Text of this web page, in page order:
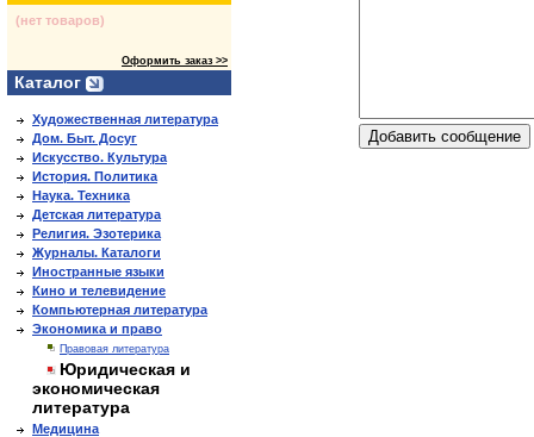
(нет товаров)
Оформить заказ >>
Каталог
Художественная литература
Дом. Быт. Досуг
Искусство. Культура
История. Политика
Наука. Техника
Детская литература
Религия. Эзотерика
Журналы. Каталоги
Иностранные языки
Кино и телевидение
Компьютерная литература
Экономика и право
Правовая литература
Юридическая и
экономическая
литература
Медицина